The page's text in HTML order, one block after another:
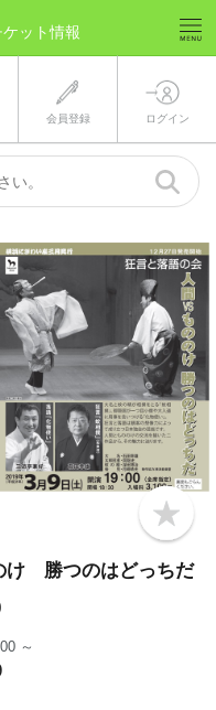
ット情報
会員登録 ログイン
b
o
k
け 勝つのはどっちだ
～